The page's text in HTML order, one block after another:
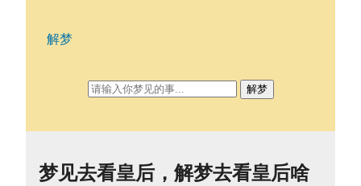
梦见去看皇后，解梦去看皇后啥
解梦
解梦